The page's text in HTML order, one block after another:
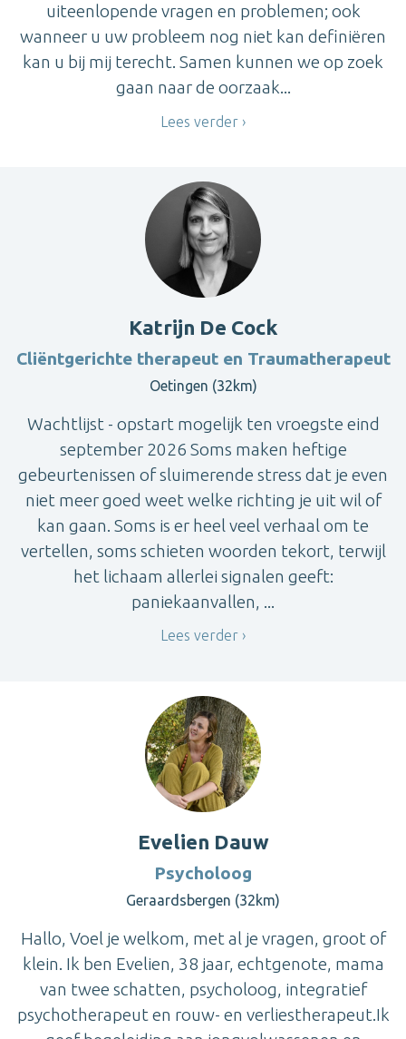
uiteenlopende vragen en problemen; ook
wanneer u uw probleem nog niet kan definiëren
kan u bij mij terecht. Samen kunnen we op zoek
gaan naar de oorzaak...
Lees verder
Katrijn De Cock
Cliëntgerichte therapeut en Traumatherapeut
Oetingen (32km)
Wachtlijst - opstart mogelijk ten vroegste eind
september 2026 Soms maken heftige
gebeurtenissen of sluimerende stress dat je even
niet meer goed weet welke richting je uit wil of
kan gaan. Soms is er heel veel verhaal om te
vertellen, soms schieten woorden tekort, terwijl
het lichaam allerlei signalen geeft:
paniekaanvallen, ...
Lees verder
Evelien Dauw
Psycholoog
Geraardsbergen (32km)
Hallo, Voel je welkom, met al je vragen, groot of
klein. Ik ben Evelien, 38 jaar, echtgenote, mama
van twee schatten, psycholoog, integratief
psychotherapeut en rouw- en verliestherapeut.Ik